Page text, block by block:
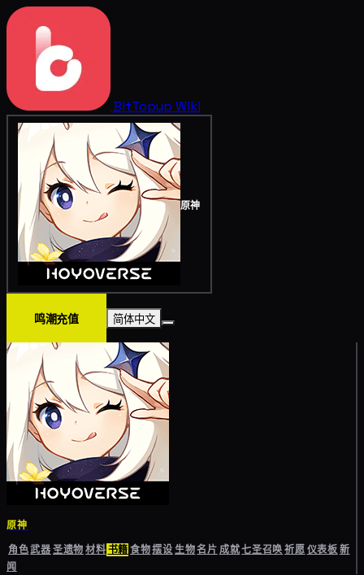
BitTopup Wiki
原神
鸣潮充值 简体中文
原神
角色武器圣遗物材料书籍食物摆设生物名片成就七圣召唤祈愿仪表板新
闻